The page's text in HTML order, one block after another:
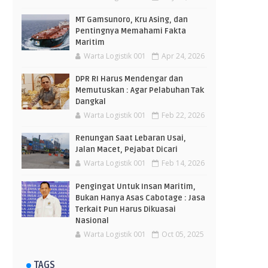
MT Gamsunoro, Kru Asing, dan
Pentingnya Memahami Fakta
Maritim
Warta Logistik 001 Apr 24, 2026
DPR RI Harus Mendengar dan
Memutuskan : Agar Pelabuhan Tak
Dangkal
Warta Logistik 001 Feb 22, 2026
Renungan Saat Lebaran Usai,
Jalan Macet, Pejabat Dicari
Warta Logistik 001 Feb 14, 2026
Pengingat Untuk Insan Maritim,
Bukan Hanya Asas Cabotage : Jasa
Terkait Pun Harus Dikuasai
Nasional
Warta Logistik 001 Oct 05, 2025
TAGS